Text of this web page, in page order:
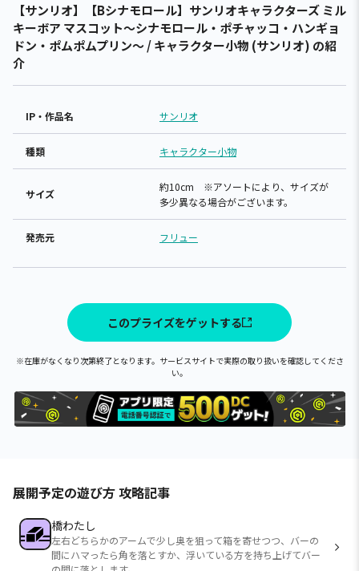
【サンリオ】【Bシナモロール】サンリオキャラクターズ ミル
キーボア マスコット～シナモロール・ポチャッコ・ハンギョ
ドン・ポムポムプリン～ / キャラクター小物 (サンリオ) の紹
介
IP・作品名 サンリオ
種類 キャラクター小物
サイズ
約10cm ※アソートにより、サイズが
多少異なる場合がございます。
発売元 フリュー
このプライズをゲットする
※在庫がなくなり次第終了となります。サービスサイトで実際の取り扱いを確認してくださ
い。
展開予定の遊び方 攻略記事
橋わたし
左右どちらかのアームで少し奥を狙って箱を寄せつつ、バーの
間にハマったら角を落とすか、浮いている方を持ち上げてバー